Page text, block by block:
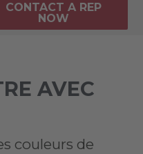
CONTACT A REP
NOW
AVEC
couleurs de